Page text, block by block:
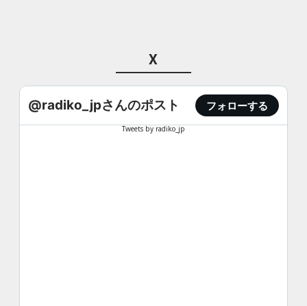
X
@radiko_jpさんのポスト フォローする
Tweets by radiko_jp